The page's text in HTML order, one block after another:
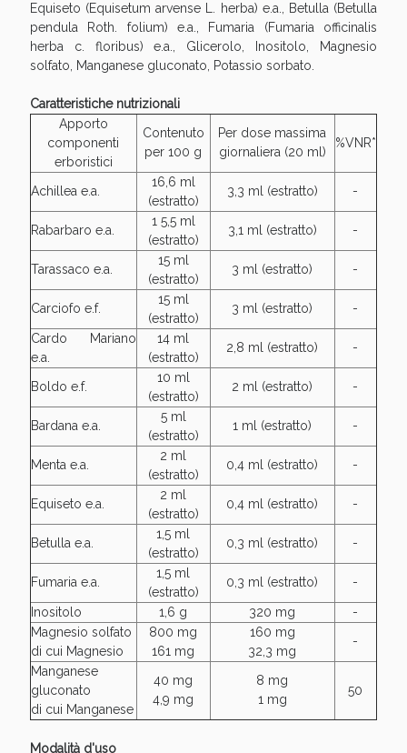
Equiseto (Equisetum arvense L. herba) e.a., Betulla (Betulla
pendula Roth. folium) e.a., Fumaria (Fumaria officinalis
herba c. floribus) e.a., Glicerolo, Inositolo, Magnesio
solfato, Manganese gluconato, Potassio sorbato.
Caratteristiche nutrizionali
Apporto
componenti
erboristici
Contenuto
per 100 g
Per dose massima
giornaliera (20 ml)
%VNR*
Achillea e.a.
16,6 ml
(estratto)
3,3 ml (estratto) -
Rabarbaro e.a.
1 5,5 ml
(estratto)
3,1 ml (estratto) -
Tarassaco e.a.
15 ml
(estratto)
3 ml (estratto) -
Carciofo e.f.
15 ml
(estratto)
3 ml (estratto) -
Cardo Mariano
e.a.
14 ml
(estratto)
2,8 ml (estratto) -
Boldo e.f.
10 ml
(estratto)
2 ml (estratto) -
Bardana e.a.
5 ml
(estratto)
1 ml (estratto) -
Menta e.a.
2 ml
(estratto)
0,4 ml (estratto) -
Equiseto e.a.
2 ml
(estratto)
0,4 ml (estratto) -
Betulla e.a.
1,5 ml
(estratto)
0,3 ml (estratto) -
Fumaria e.a.
1,5 ml
(estratto)
0,3 ml (estratto) -
Inositolo 1,6 g 320 mg
-
Magnesio solfato
di cui Magnesio
800 mg
161 mg
160 mg
32,3 mg
-
Manganese
gluconato
di cui Manganese
40 mg
4,9 mg
8 mg
1 mg
50
Modalità d'uso
Scopri le offerte di Oggi